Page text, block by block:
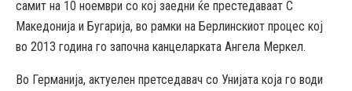
самит на 10 ноември со кој заедни ќе престедаваат С
Македонија и Бугарија, во рамки на Берлинскиот процес кој
во 2013 година го започна канцеларката Ангела Меркел.
Во Германија, актуелен претседавач со Унијата која го води